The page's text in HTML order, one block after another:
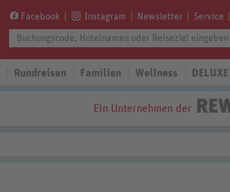
Facebook Instagram Newsletter Service
Rundreisen Familien Wellness DELUXE
Ein Unternehmen der